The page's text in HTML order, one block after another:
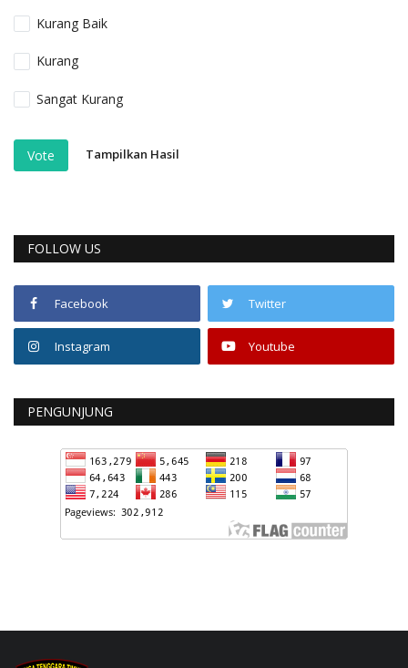
Kurang Baik
Kurang
Sangat Kurang
Vote Tampilkan Hasil
FOLLOW US
Facebook Twitter
Instagram Youtube
PENGUNJUNG